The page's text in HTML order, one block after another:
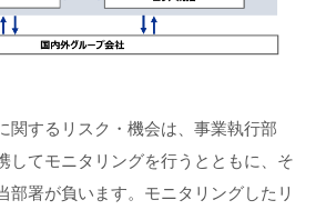
関するリスク・機会は、事業執行部
してモニタリングを行うとともに、そ
部署が負います。モニタリングしたリ